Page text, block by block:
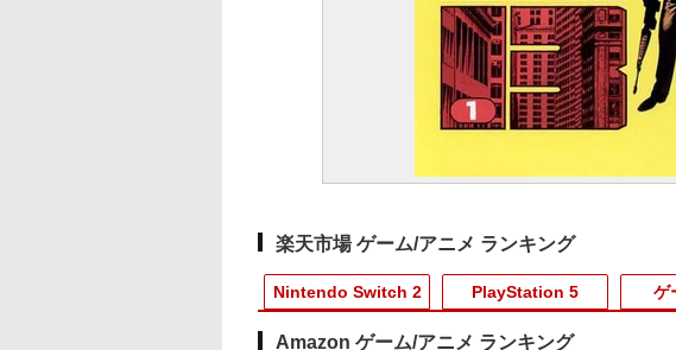
楽天市場 ゲーム/アニメ ランキング
Nintendo Switch 2 PlayStation 5 ゲ
Amazon ゲーム/アニメ ランキング